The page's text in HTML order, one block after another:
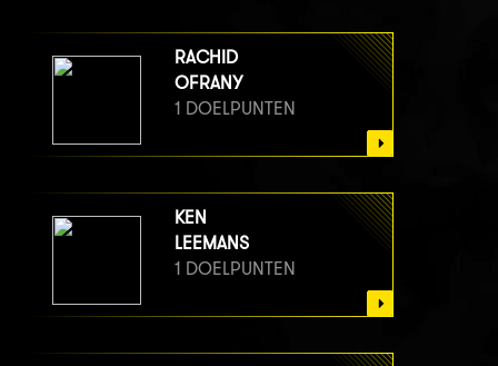
RACHID
OFRANY
1 DOELPUNTEN
KEN
LEEMANS
1 DOELPUNTEN